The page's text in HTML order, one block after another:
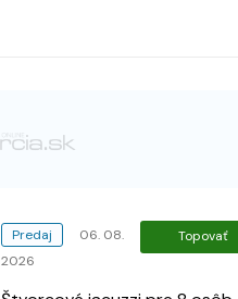
Predaj
06. 08.
2026
Topovať